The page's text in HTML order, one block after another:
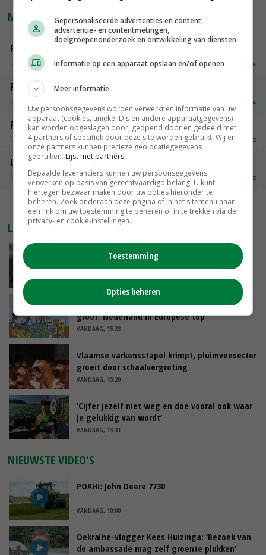
MARKTPRIJZEN
Fontane
PotatoNL
€ 15,00~ € 23,00
Fritesgeschikt NL Du Be
PotatoNL
€ 15,00
Peen
Noteringen
€ 26,00~ € 33,00
Uien Middenmeer Geel 30-60% grof
Noteringen
€ 0,00~
MEER MARKTPRIJZEN
LAATSTE NIEUWS
‘Samenwerking A-ware en Amalthea gaat
VANDAAG, 16:01
Internationale vraag naar geitenzuivel blijft
groot: Nederland in Europese top
VANDAAG, 15:33
Vlaamse varkensstapel krimpt, pluimveesector
groeit door schaalvergroting
VANDAAG, 15:20
‘Cijfer jezelf niet weg en doe vooral ook waar
je gelukkig van wordt’
VANDAAG, 13:31
NIEUWSTE VIDEO'S
POAH!: John Deere 7730
VANDAAG, 10:00
Oekraïne-vlogger Kees Huizinga: ‘Bezoek van
de ambassade mag zelf groente plukken’
Gepersonaliseerde advertenties en content,
advertentie- en contentmetingen,
doelgroepenonderzoek en ontwikkeling van diensten
Informatie op een apparaat opslaan en/of openen
Meer informatie
Uw persoonsgegevens worden verwerkt en informatie van uw
apparaat (cookies, unieke ID's en andere apparaatgegevens)
kan worden opgeslagen door, geopend door en gedeeld met
4 partners of specifiek door deze site worden gebruikt. Wij en
onze partners kunnen precieze geolocatiegegevens
gebruiken. Lijst met partners.
Bepaalde leveranciers kunnen uw persoonsgegevens
verwerken op basis van gerechtvaardigd belang. U kunt
hiertegen bezwaar maken door uw opties hieronder te
beheren. Zoek onderaan deze pagina of in het sitemenu naar
een link om uw toestemming te beheren of in te trekken via de
privacy- en cookie-instellingen.
Toestemming
Opties beheren